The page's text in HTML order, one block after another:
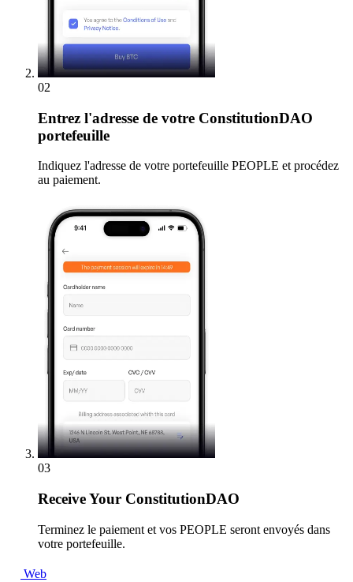
02
Entrez l'adresse de votre ConstitutionDAO
portefeuille
Indiquez l'adresse de votre portefeuille PEOPLE et procédez
au paiement.
03
ReceiveYour ConstitutionDAO
Terminez le paiement et vos PEOPLE seront envoyés dans
votre portefeuille.
Web